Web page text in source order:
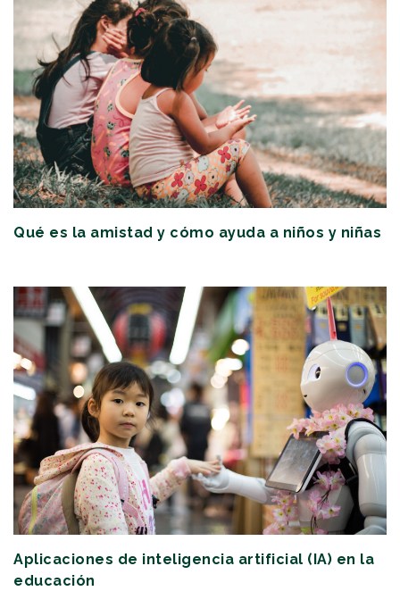
Qué es la amistad y cómo ayuda a niños y niñas
Aplicaciones de inteligencia artificial (IA) en la
educación